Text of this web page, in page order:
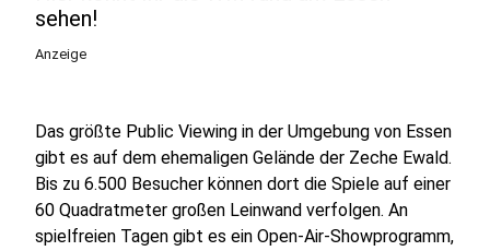
sehen!
Anzeige
Das größte Public Viewing in der Umgebung von Essen
gibt es auf dem ehemaligen Gelände der Zeche Ewald.
Bis zu 6.500 Besucher können dort die Spiele auf einer
60 Quadratmeter großen Leinwand verfolgen. An
spielfreien Tagen gibt es ein Open-Air-Showprogramm,